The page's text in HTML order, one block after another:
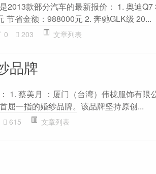
2013款部分汽车的最新报价： 1. 奥迪
节省金额：988000元 2. 奔驰GLK级 20...
0 203 文章列表
品牌
1. 蔡美月 ：厦门（台湾）伟栊服饰有限
屈一指的婚纱品牌。该品牌坚持原创...
615 文章列表